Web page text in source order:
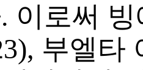
이로써
부엘